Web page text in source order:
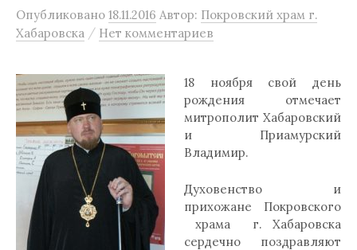
Опубликовано 18.11.2016 Автор: Покровский храм г.
Хабаровска / Нет комментариев
18 ноября свой день
рождения отмечает
митрополит Хабаровский
и Приамурский
Владимир.
Духовенство и
прихожане Покровского
храма г. Хабаровска
сердечно поздравляют